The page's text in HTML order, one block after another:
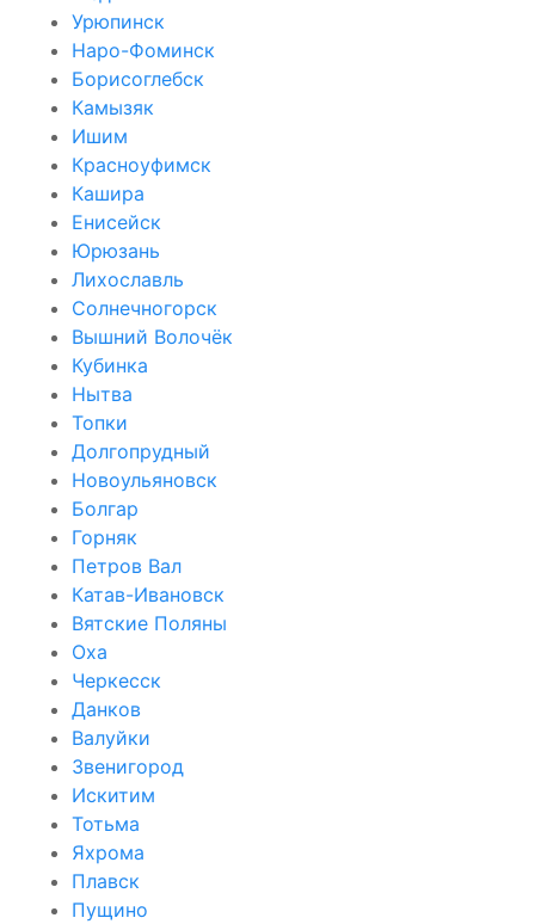
Урюпинск
Наро-Фоминск
Борисоглебск
Камызяк
Ишим
Красноуфимск
Кашира
Енисейск
Юрюзань
Лихославль
Солнечногорск
Вышний Волочёк
Кубинка
Нытва
Топки
Долгопрудный
Новоульяновск
Болгар
Горняк
Петров Вал
Катав-Ивановск
Вятские Поляны
Оха
Черкесск
Данков
Валуйки
Звенигород
Искитим
Тотьма
Яхрома
Плавск
Пущино